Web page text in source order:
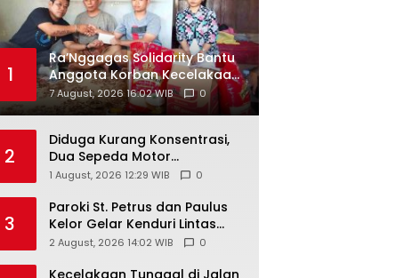
1
Ra’Nggagas Solidarity Bantu
Anggota Korban Kecelakaan,
Totok Gogon: Solidaritas
Harus Jadi Tindakan Nyata
7 August, 2026 16:02 WIB 0
2
Diduga Kurang Konsentrasi,
Dua Sepeda Motor
Bertabrakan di Gading
1 August, 2026 12:29 WIB 0
3
Paroki St. Petrus dan Paulus
Kelor Gelar Kenduri Lintas
Iman, Perkuat Kerukunan di
2 August, 2026 14:02 WIB 0
Kecelakaan Tunggal di Jalan